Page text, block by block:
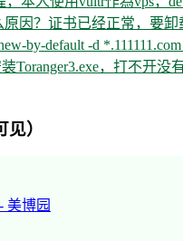
因？证书已经正常，要卸
by-default -d
Toranger3.exe，打不开没
）
美博园